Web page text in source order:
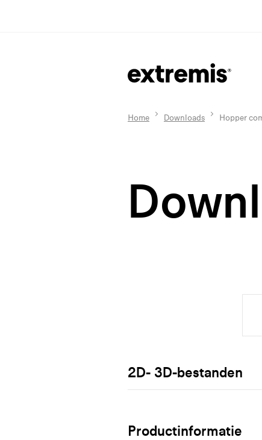
Home Downloads Hopper
2D- 3D-bestanden
Productinformatie